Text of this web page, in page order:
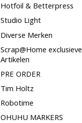
Hotfoil & Betterpress
Studio Light
Diverse Merken
Scrap@Home exclusieve
Artikelen
PRE ORDER
Tim Holtz
Robotime
OHUHU MARKERS